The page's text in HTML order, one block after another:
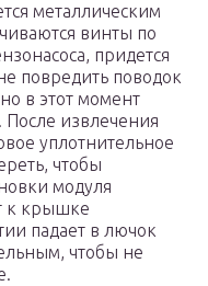
металлическим
винты по
придется
повредить поводок
в этот момент
извлечения
уплотнительное
чтобы
модуля
к крышке
падает в лючок
чтобы не